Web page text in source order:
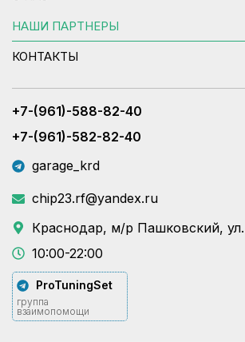
НАШИ ПАРТНЕРЫ
КОНТАКТЫ
+7-(961)-588-82-40
+7-(961)-582-82-40
garage_krd
chip23.rf@yandex.ru
Краснодар, м/р Пашковский,
10:00-22:00
ProTuningSet
группа
взаимопомощи